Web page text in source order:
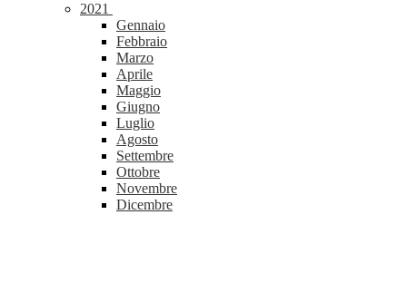
2021
Gennaio
Febbraio
Marzo
Aprile
Maggio
Giugno
Luglio
Agosto
Settembre
Ottobre
Novembre
Dicembre